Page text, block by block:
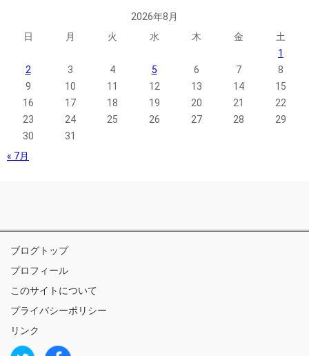
2026年8月
日
月 火 水 木 金
土
1
2
3 4 5 6 7
8
9
10 11 12 13 14
15
16
17 18 19 20 21
22
23
24 25 26 27 28
29
30
31
« 7月
ブログトップ
プロフィール
このサイトについて
プライバシーポリシー
リンク